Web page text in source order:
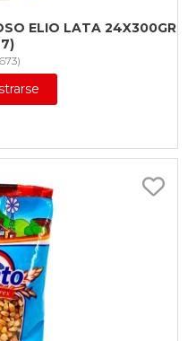
ELIO LATA 24X300GR
)